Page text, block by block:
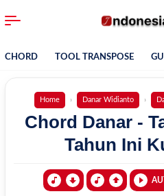
CHORD TOOL TRANSPOSE
Home Danar Widianto
Chord Danar -
Tahun Ini